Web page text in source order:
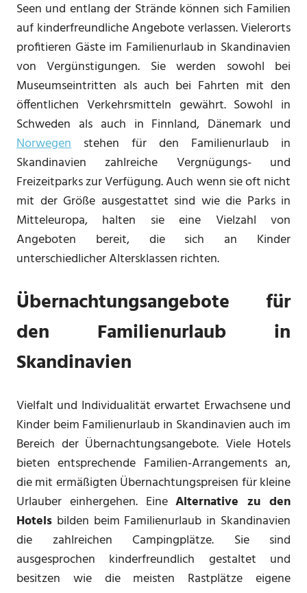
Seen und entlang der Strände können sich Familien
auf kinderfreundliche Angebote verlassen. Vielerorts
profitieren Gäste im Familienurlaub in Skandinavien
von Vergünstigungen. Sie werden sowohl bei
Museumseintritten als auch bei Fahrten mit den
öffentlichen Verkehrsmitteln gewährt. Sowohl in
Schweden als auch in Finnland, Dänemark und
Norwegen stehen für den Familienurlaub in
Skandinavien zahlreiche Vergnügungs- und
Freizeitparks zur Verfügung. Auch wenn sie oft nicht
mit der Größe ausgestattet sind wie die Parks in
Mitteleuropa, halten sie eine Vielzahl von
Angeboten bereit, die sich an Kinder
unterschiedlicher Altersklassen richten.
Übernachtungsangebote für
den Familienurlaub in
Skandinavien
Vielfalt und Individualität erwartet Erwachsene und
Kinder beim Familienurlaub in Skandinavien auch im
Bereich der Übernachtungsangebote. Viele Hotels
bieten entsprechende Familien-Arrangements an,
die mit ermäßigten Übernachtungspreisen für kleine
Urlauber einhergehen. EineAlternative zu den
Hotels bilden beim Familienurlaub in Skandinavien
die zahlreichen Campingplätze. Sie sind
ausgesprochen kinderfreundlich gestaltet und
besitzen wie die meisten Rastplätze eigene